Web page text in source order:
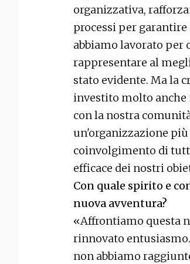
organizzativa,
processi per
abbiamo lavorato per
rappresentare al
stato evidente. Ma la
investito molto
con la nostra
un'organizzazione
coinvolgimento di
efficace dei nostri
Con quale spirito e
nuova avventura?
«Affrontiamo questa
rinnovato
non abbiamo